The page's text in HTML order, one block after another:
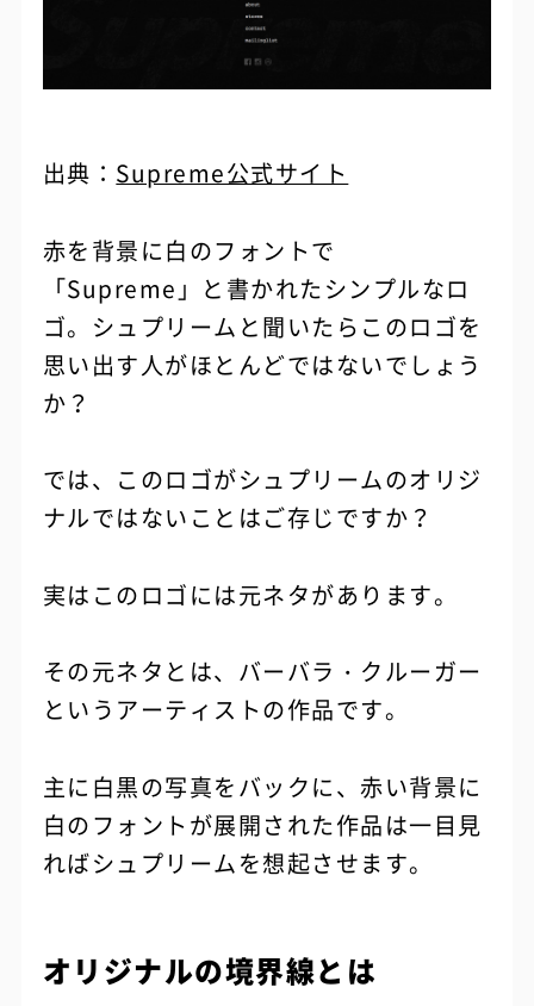
出典： Supreme公式サイト
赤を背景に白のフォントで
「Supreme」と書かれたシンプルなロ
ゴ。シュプリームと聞いたらこのロゴを
思い出す人がほとんどではないでしょう
か？
では、このロゴがシュプリームのオリジ
ナルではないことはご存じですか？
実はこのロゴには元ネタがあります。
その元ネタとは、バーバラ・クルーガー
というアーティストの作品です。
主に白黒の写真をバックに、赤い背景に
白のフォントが展開された作品は一目見
ればシュプリームを想起させます。
オリジナルの境界線とは